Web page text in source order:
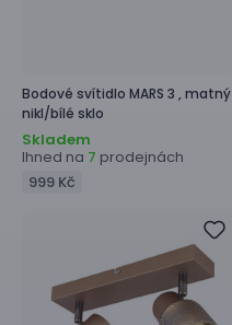
Bodové svítidlo MARS 3 , matný
nikl/bílé sklo
Skladem
Ihned na 7 prodejnách
999 Kč